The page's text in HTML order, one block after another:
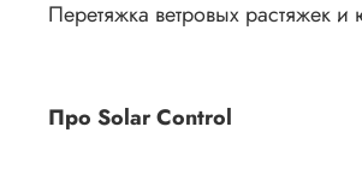
Перетяжка ветровых растяжек
Про Solar Control